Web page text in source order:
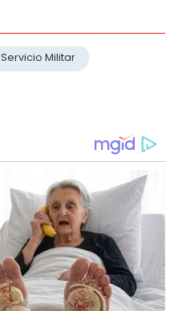
Servicio Militar